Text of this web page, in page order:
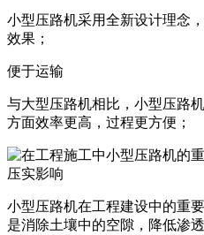
小型压路机采用全新设计理念
效果；
便于运输
与大型压路机相比，小型压路
方面效率更高，过程更方便；
压实影响
小型压路机在工程建设中的重
是消除土壤中的空隙，降低渗